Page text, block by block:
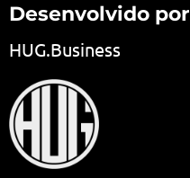
Desenvolvido por
HUG.Business